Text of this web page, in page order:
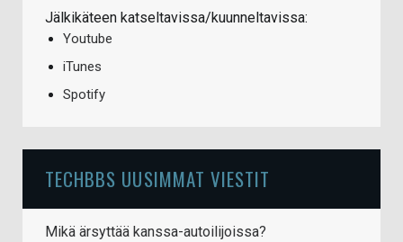
Jälkikäteen katseltavissa/kuunneltavissa:
Youtube
iTunes
Spotify
TECHBBS UUSIMMAT VIESTIT
Mikä ärsyttää kanssa-autoilijoissa?